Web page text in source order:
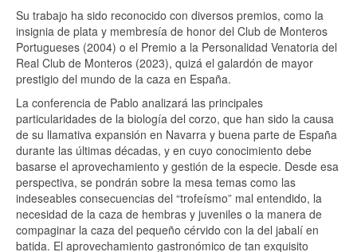
Su trabajo ha sido reconocido con diversos premios, como la
insignia de plata y membresía de honor del Club de Monteros
Portugueses (2004) o el Premio a la Personalidad Venatoria del
Real Club de Monteros (2023), quizá el galardón de mayor
prestigio del mundo de la caza en España.
La conferencia de Pablo analizará las principales
particularidades de la biología del corzo, que han sido la causa
de su llamativa expansión en Navarra y buena parte de España
durante las últimas décadas, y en cuyo conocimiento debe
basarse el aprovechamiento y gestión de la especie. Desde esa
perspectiva, se pondrán sobre la mesa temas como las
indeseables consecuencias del “trofeísmo” mal entendido, la
necesidad de la caza de hembras y juveniles o la manera de
compaginar la caza del pequeño cérvido con la del jabalí en
batida. El aprovechamiento gastronómico de tan exquisito